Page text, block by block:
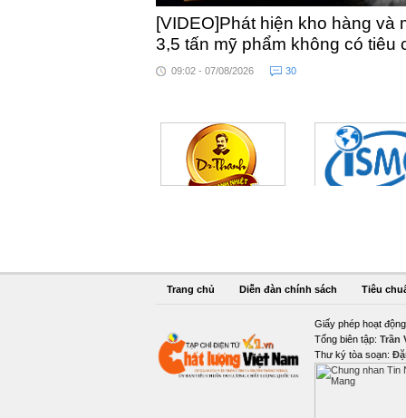
[VIDEO]Phát hiện kho hàng và
3,5 tấn mỹ phẩm không có tiêu
09:02 - 07/08/2026 30
Trang chủ Diễn đàn chính sách Tiêu
Giấy phép hoạt
Tổng biên tập: Trần
Thư ký tòa soạn: